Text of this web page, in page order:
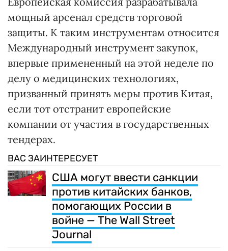
мощный арсенал средств торговой
защиты. К таким инструментам относится
Международный инструмент закупок,
впервые примененный на этой неделе по
делу о медицинских технологиях,
призванный принять меры против Китая,
если тот отстранит европейские
компании от участия в государственных
тендерах.
ВАС ЗАИНТЕРЕСУЕТ
США могут ввести санкции
против китайских банков,
помогающих России в
войне — The Wall Street
Journal